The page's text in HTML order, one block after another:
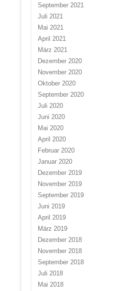
September 2021
Juli 2021
Mai 2021
April 2021
März 2021
Dezember 2020
November 2020
Oktober 2020
September 2020
Juli 2020
Juni 2020
Mai 2020
April 2020
Februar 2020
Januar 2020
Dezember 2019
November 2019
September 2019
Juni 2019
April 2019
März 2019
Dezember 2018
November 2018
September 2018
Juli 2018
Mai 2018